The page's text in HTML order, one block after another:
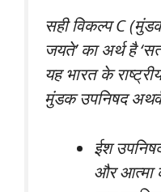
सही विकल्प C
जयते’ का अर्थ है
यह भारत के
मुंडक उपनिषद
ईश
और आत्मा